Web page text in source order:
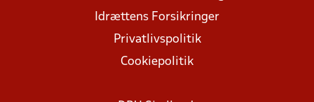
Idrættens Forsikringer
Privatlivspolitik
Cookiepolitik